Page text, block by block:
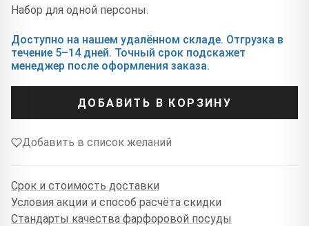
Набор для одной персоны.
Доступно на нашем удалённом складе. Отгрузка в
течение 5–14 дней. Точный срок подскажет
менеджер после оформления заказа.
ДОБАВИТЬ В КОРЗИНУ
Добавить в список желаний
Срок и стоимость доставки
Условия акции и способ расчёта скидки
Стандарты качества фарфоровой посуды